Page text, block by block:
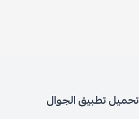
تحميل تطبيق الجوال